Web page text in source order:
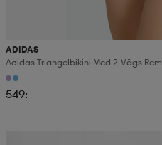
ADIDAS
Adidas Triangelbikini Med 2-Vägs Rem
549:-